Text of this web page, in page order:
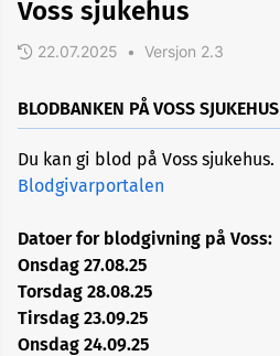
Blodbussen
universitetssjukehus
Voss
sjukehus
Voss sjukehus
22.07.2025 • Versjon 2.3
BLODBANKEN PÅ VOSS SJUKEHUS
Du kan gi blod på Voss sjukehus.
Blodgivarportalen
Datoer for blodgivning på Voss:
Onsdag 27.08.25
Torsdag 28.08.25
Tirsdag 23.09.25
Onsdag 24.09.25